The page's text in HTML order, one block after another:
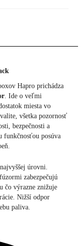
Hapro prichádza
. Ide o veľmi
miesta vo
všetka pozornosť
bezpečnosti a
funkčnosťou posúva
úrovni.
zabezpečujú
čo výrazne znižuje
Nižší odpor
paliva.